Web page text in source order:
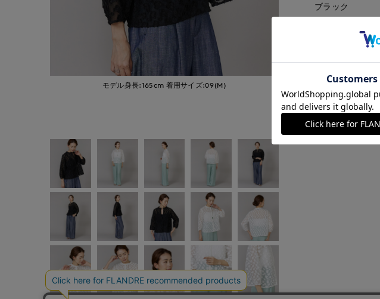
モデル身長:165cm 着用サイズ:09(M)
ブラック